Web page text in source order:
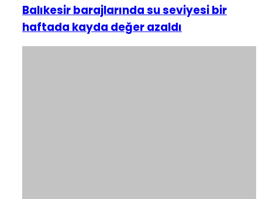
Balıkesir barajlarında su seviyesi bir
haftada kayda değer azaldı